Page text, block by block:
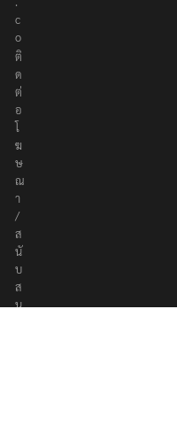
c
o
ติ
ด
ต่
อ
โ
ฆ
ษ
ณ
า
/
ส
นั
บ
ส
นุ